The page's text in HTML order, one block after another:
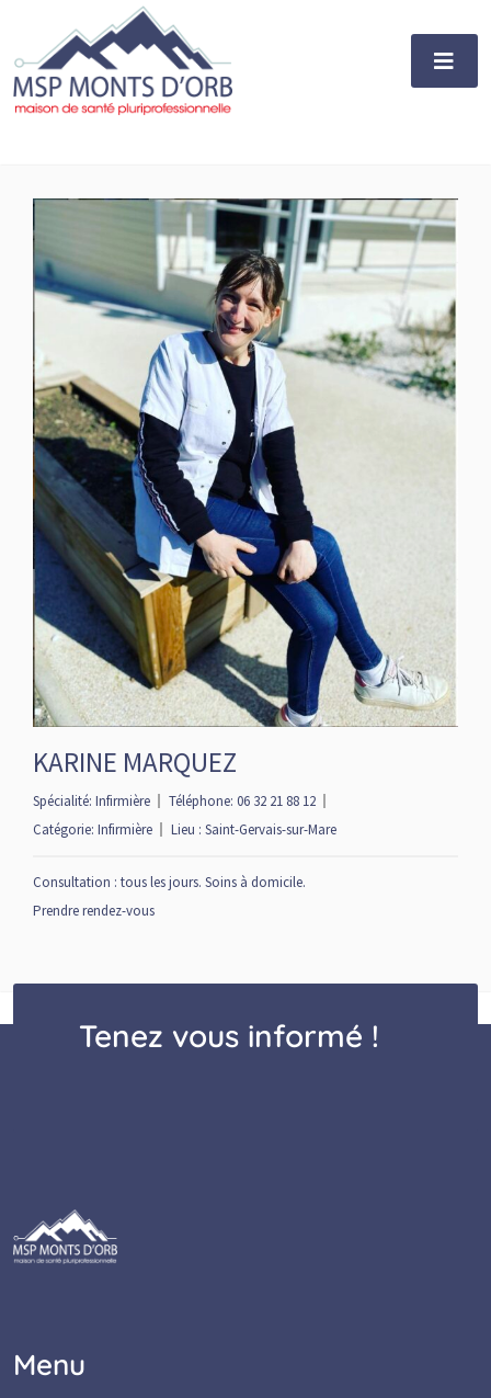
KARINE MARQUEZ
Spécialité: Infirmière Téléphone: 06 32 21 88 12
Catégorie: Infirmière Lieu : Saint-Gervais-sur-Mare
Consultation : tous les jours. Soins à domicile.
Prendre rendez-vous
Tenez vous informé !
Menu